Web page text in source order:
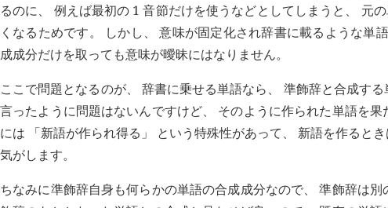
るのに、 例えば最初の 1 音節だけを使うなどとしてしまうと、 元
くなるためです。 しかし、 意味が固定化され辞書に載るような
成成分だけを取っても意味が曖昧にはなりません。
ここで問題となるのが、 辞書に乗せる単語なら、 準飾辞と合成す
言ったように問題はないんですけど、 そのように作られた単語を
には 「新語が作られ得る」 という特殊性があって、 新語を作ると
気がします。
ちなみに準飾辞自身も何らかの単語の合成成分なので、 準飾辞は